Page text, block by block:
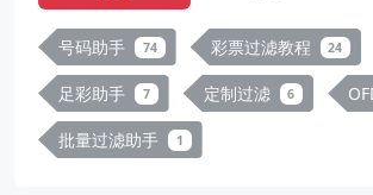
号码助手 74 彩票过滤教程 24
足彩助手 7 定制过滤 6
批量过滤助手 1